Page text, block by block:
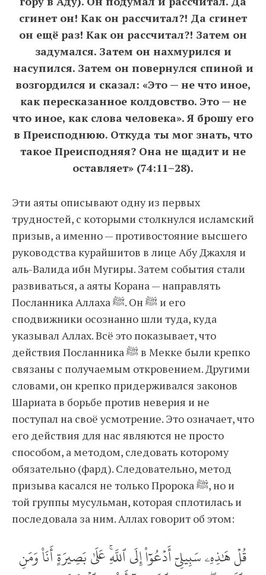
сгинет он! Как он рассчитал?! Да сгинет
он ещё раз! Как он рассчитал?! Затем он
задумался. Затем он нахмурился и
насупился. Затем он повернулся спиной и
возгордился и сказал: «Это — не что иное,
как пересказанное колдовство. Это — не
что иное, как слова человека». Я брошу его
в Преисподнюю. Откуда ты мог знать, что
такое Преисподняя? Она не щадит и не
оставляет» (74:11–28).
Эти аяты описывают одну из первых
трудностей, с которыми столкнулся исламский
призыв, а именно — противостояние высшего
руководства курайшитов в лице Абу Джахля и
аль-Валида ибн Мугиры. Затем события стали
развиваться, а аяты Корана — направлять
Посланника Аллаха ﷺ. Он ﷺ и его
сподвижники осознанно шли туда, куда
указывал Аллах. Всё это показывает, что
действия Посланника ﷺ в Мекке были крепко
связаны с получаемым откровением. Другими
словами, он крепко придерживался законов
Шариата в борьбе против неверия и не
поступал на своё усмотрение. Это означает, что
его действия для нас являются не просто
способом, а методом, следовать которому
обязательно (фард). Следовательно, метод
призыва касался не только Пророка ﷺ, но и
той группы мусульман, которая сплотилась и
последовала за ним. Аллах говорит об этом:
قُلۡ هَٰذِهِۦ سَبِيلِيٓ أَدۡعُوٓاْ إِلَى ٱللَّهِۚ عَلَىٰ بَصِيرَةٍ أَنَا۠ وَمَنِ